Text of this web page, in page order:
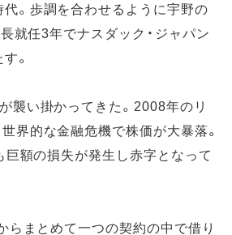
。歩調を合わせるように宇野の
長就任3年でナスダック・ジャパン
。
襲い掛かってきた。2008年のリ
界的な金融危機で株価が大暴落。
巨額の損失が発生し赤字となって
らまとめて一つの契約の中で借り